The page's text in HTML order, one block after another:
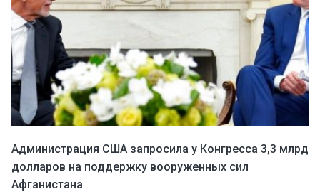
Администрация США запросила у Конгресса 3,3 млрд
долларов на поддержку вооруженных сил
Афганистана